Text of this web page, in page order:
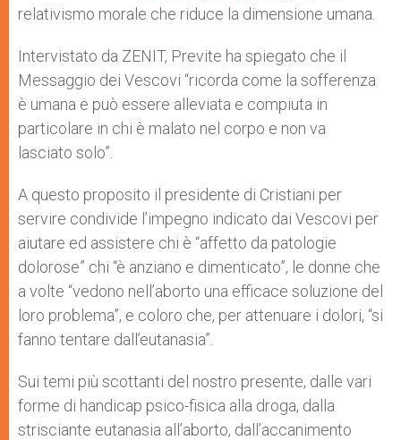
relativismo morale che riduce la dimensione umana.
Intervistato da ZENIT, Previte ha spiegato che il
Messaggio dei Vescovi “ricorda come la sofferenza
è umana e può essere alleviata e compiuta in
particolare in chi è malato nel corpo e non va
lasciato solo”.
A questo proposito il presidente di Cristiani per
servire condivide l’impegno indicato dai Vescovi per
aiutare ed assistere chi è “affetto da patologie
dolorose” chi “è anziano e dimenticato”, le donne che
a volte “vedono nell’aborto una efficace soluzione del
loro problema”, e coloro che, per attenuare i dolori, “si
fanno tentare dall’eutanasia”.
Sui temi più scottanti del nostro presente, dalle vari
forme di handicap psico-fisica alla droga, dalla
strisciante eutanasia all’aborto, dall’accanimento